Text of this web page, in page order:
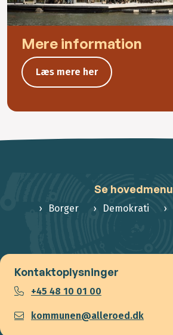
Mere information
Læs mere her
Se hovedmenu
Borger Demokrati
Kontaktoplysninger
+45 48 10 01 00
kommunen@alleroed.dk